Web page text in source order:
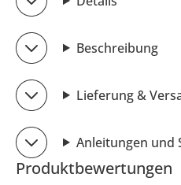
Beschreibung
Lieferung &
Anleitungen und
Produktbewertungen